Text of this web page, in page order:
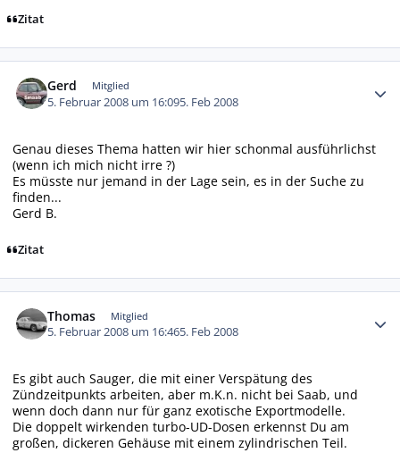
Zitat
Gerd Mitglied
5. Februar 2008 um 16:095. Feb 2008
Genau dieses Thema hatten wir hier schonmal ausführlichst
(wenn ich mich nicht irre ?)
Es müsste nur jemand in der Lage sein, es in der Suche zu
finden...
Gerd B.
Zitat
Thomas Mitglied
5. Februar 2008 um 16:465. Feb 2008
Es gibt auch Sauger, die mit einer Verspätung des
Zündzeitpunkts arbeiten, aber m.K.n. nicht bei Saab, und
wenn doch dann nur für ganz exotische Exportmodelle.
Die doppelt wirkenden turbo-UD-Dosen erkennst Du am
großen, dickeren Gehäuse mit einem zylindrischen Teil.